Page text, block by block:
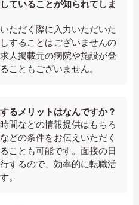
ていることが知られてしま
ただく際に入力いただいた
することはございませんの
人掲載元の病院や施設が登
こともございません。
るメリットはなんですか？
間などの情報提供はもちろ
どの条件をお伝えいただく
ことも可能です。面接の日
するので、効率的に転職活
。